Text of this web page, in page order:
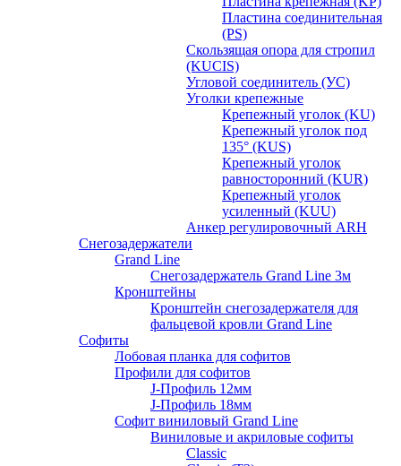
Пластина соединительная
(PS)
Скользящая опора для стропил
(KUCIS)
Угловой соединитель (УС)
Уголки крепежныe
Крепежный уголок (KU)
Крепежный уголок под
135° (KUS)
Крепежный уголок
равносторонний (KUR)
Крепежный уголок
усиленный (KUU)
Анкер регулировочный ARH
Снегозадержатели
Grand Line
Снегозадержатель Grand Line 3м
Кронштейны
Кронштейн снегозадержателя для
фальцевой кровли Grand Line
Софиты
Лобовая планка для софитов
Профили для софитов
J-Профиль 12мм
J-Профиль 18мм
Софит виниловый Grand Line
Виниловые и акриловые софиты
Classic